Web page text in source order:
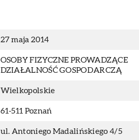
27 maja 2014
OSOBY FIZYCZNE PROWADZĄCE
DZIAŁALNOŚĆ GOSPODARCZĄ
Wielkopolskie
61-511 Poznań
ul. Antoniego Madalińskiego 4/5